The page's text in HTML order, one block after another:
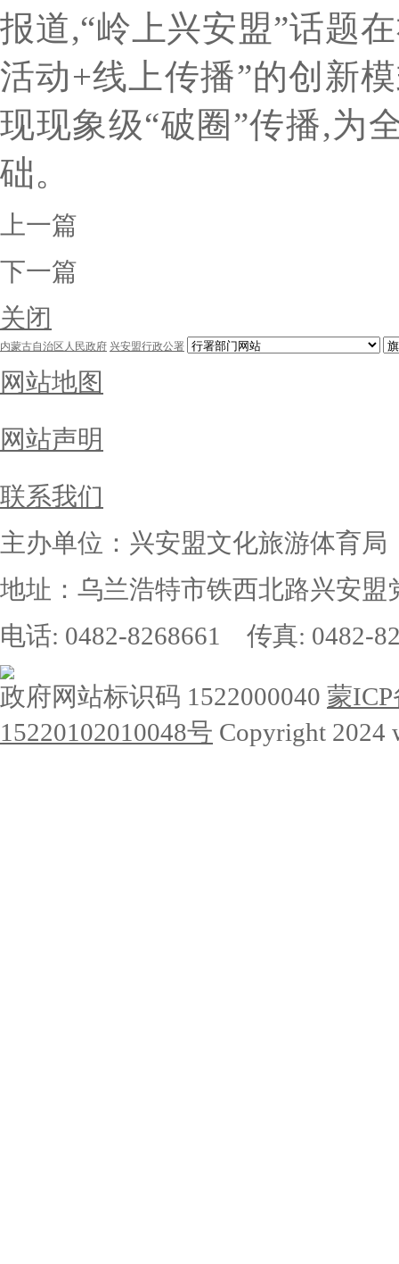
报道,“岭上兴安盟”话题
活动+线上传播”的创新
现现象级“破圈”传播,为
础。
上一篇
下一篇
关闭
内蒙古自治区人民政府 兴安盟行政公署
网站地图
网站声明
联系我们
主办单位：兴安盟文化旅游体育局
地址：乌兰浩特市铁西北路兴安盟
电话: 0482-8268661 传真: 0482-
政府网站标识码 1522000040 蒙ICP
15220102010048号 Copyright 2024